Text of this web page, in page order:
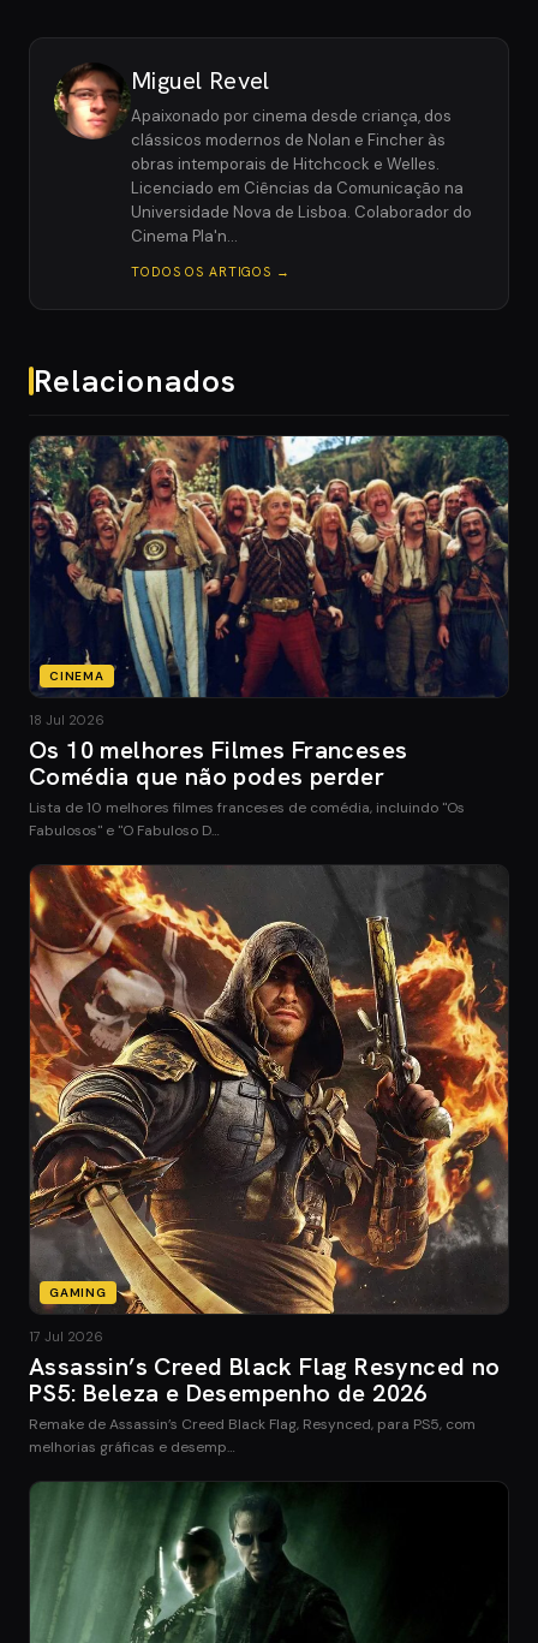
Miguel Revel
Apaixonado por cinema desde criança, dos
clássicos modernos de Nolan e Fincher às
obras intemporais de Hitchcock e Welles.
Licenciado em Ciências da Comunicação na
Universidade Nova de Lisboa. Colaborador do
Cinema Pla'n…
TODOS OS ARTIGOS →
Relacionados
CINEMA
18 Jul 2026
Os 10 melhores Filmes Franceses
Comédia que não podes perder
Lista de 10 melhores filmes franceses de comédia, incluindo "Os
Fabulosos" e "O Fabuloso D…
GAMING
17 Jul 2026
Assassin’s Creed Black Flag Resynced no
PS5: Beleza e Desempenho de 2026
Remake de Assassin’s Creed Black Flag, Resynced, para PS5, com
melhorias gráficas e desemp…